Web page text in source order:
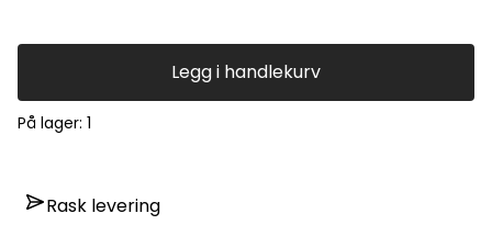
Legg i handlekurv
På lager: 1
Rask levering